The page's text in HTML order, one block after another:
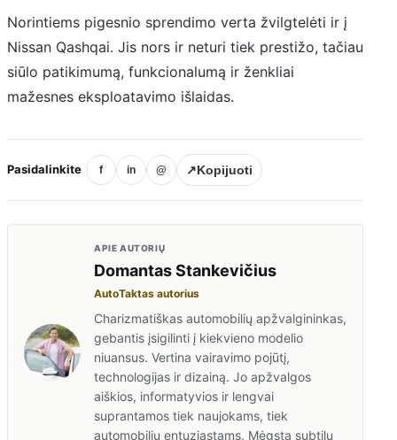
Norintiems pigesnio sprendimo verta žvilgtelėti ir į
Nissan Qashqai. Jis nors ir neturi tiek prestižo, tačiau
siūlo patikimumą, funkcionalumą ir ženkliai
mažesnes eksploatavimo išlaidas.
Pasidalinkite f in @ ↗Kopijuoti
APIE AUTORIŲ
Domantas Stankevičius
AutoTaktas autorius
Charizmatiškas automobilių apžvalgininkas,
gebantis įsigilinti į kiekvieno modelio
niuansus. Vertina vairavimo pojūtį,
technologijas ir dizainą. Jo apžvalgos
aiškios, informatyvios ir lengvai
suprantamos tiek naujokams, tiek
automobilių entuziastams. Mėgsta subtilų